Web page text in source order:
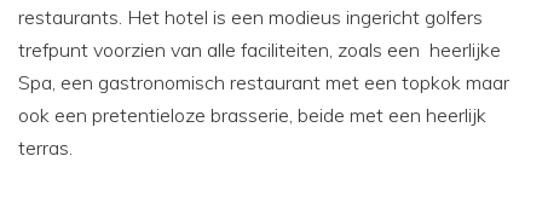
restaurants. Het hotel is een modieus ingericht golfers
trefpunt voorzien van alle faciliteiten, zoals een heerlijke
Spa, een gastronomisch restaurant met een topkok maar
ook een pretentieloze brasserie, beide met een heerlijk
terras.